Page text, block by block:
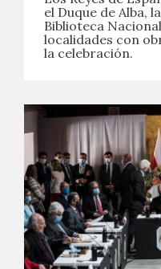
el Duque de Alba,
Biblioteca
localidades con
la celebración.